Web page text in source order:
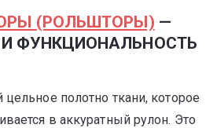
(РОЛЬШТОРЫ) —
ФУНКЦИОНАЛЬНОСТЬ
полотно ткани, которое
в аккуратный рулон. Это